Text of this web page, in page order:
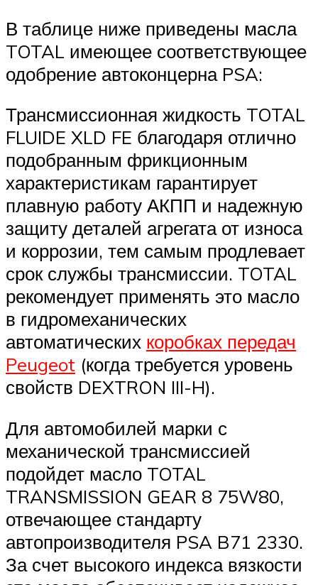
В таблице ниже приведены масла
TOTAL имеющее соответствующее
одобрение автоконцерна PSA:
Трансмиссионная жидкость TOTAL
FLUIDE XLD FE благодаря отлично
подобранным фрикционным
характеристикам гарантирует
плавную работу АКПП и надежную
защиту деталей агрегата от износа
и коррозии, тем самым продлевает
срок службы трансмиссии. TOTAL
рекомендует применять это масло
в гидромеханических
автоматических коробках передач
Peugeot (когда требуется уровень
свойств DEXTRON III-H).
Для автомобилей марки с
механической трансмиссией
подойдет масло TOTAL
TRANSMISSION GEAR 8 75W80,
отвечающее стандарту
автопроизводителя PSA B71 2330.
За счет высокого индекса вязкости